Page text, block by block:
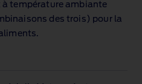
à température ambiante
des trois) pour la